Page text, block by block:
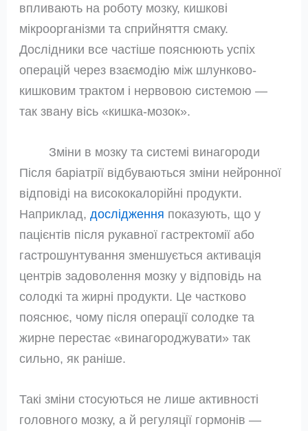
впливають на роботу мозку, кишкові
мікроорганізми та сприйняття смаку.
Дослідники все частіше пояснюють успіх
операцій через взаємодію між шлунково-
кишковим трактом і нервовою системою —
так звану вісь «кишка‑мозок».
Зміни в мозку та системі винагороди
Після баріатрії відбуваються зміни нейронної
відповіді на висококалорійні продукти.
Наприклад,дослідження показують, що у
пацієнтів після рукавної гастректомії або
гастрошунтування зменшується активація
центрів задоволення мозку у відповідь на
солодкі та жирні продукти. Це частково
пояснює, чому після операції солодке та
жирне перестає «винагороджувати» так
сильно, як раніше.
Такі зміни стосуються не лише активності
головного мозку, а й регуляції гормонів —